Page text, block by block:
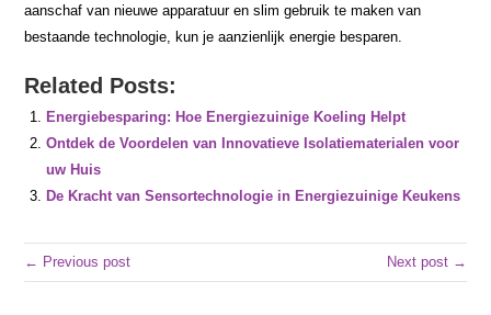
aanschaf van nieuwe apparatuur en slim gebruik te maken van
bestaande technologie, kun je aanzienlijk energie besparen.
Related Posts:
Energiebesparing: Hoe Energiezuinige Koeling Helpt
Ontdek de Voordelen van Innovatieve Isolatiematerialen voor
uw Huis
De Kracht van Sensortechnologie in Energiezuinige Keukens
← Previous post Next post →